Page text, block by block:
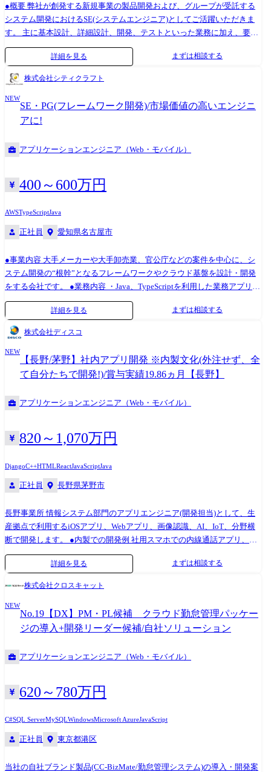
発環境:Visual Studio Code ツール:Google Workspace、Slack、JIRA、
GitHub、Bitrise、Figma AIの活用について Photosynthでは、エンジニア一
人ひとりの生産性と技術力向上を重視し、日々の仕事においてCaudeを
積極的に活用しています。また、全社員が利用できる「Gemini
Advanced」も導入しており、部署を越えたAI活用や知識共有が活発で
す。 エンジニア主導の勉強会や最新技術の情報交換も定期的に行われて
おり、新しい技術に触れながら成長できる環境です。 ●プロダクトにつ
いて 【akerun入退室管理システム】 https://akerun.com/ 世界で初めての
後付け型スマートロックとして、7つの特許を保有・出願するAkerun。
クラウドだから、継続的なアップグレードが可能にする強固なセキュリ
ポート体制や受付、勤怠管理など鍵の管理に留まらないオフィス向けソ
点/日本マーケティングリサーチ機構調べ)。解約率の低さは他社と比較し
た強みであり、オフィスやジム、小売店、大学、工場などさまざまな業
●概要 弊社が創発する新規事業の製品開発および、グループが受託する
システム開発におけるSE(システムエンジニア)としてご活躍いただきま
す。 主に基本設計、詳細設計、開発、テストといった業務に加え、要件
定義や開発リーダーとしてメンバー管理をすることも経験できます。
【主なミッション】 ・自社発プロダクト(スマートホテル/介護サービス
等)の設計・開発・テストを担当 ・製造メーカー向け生産システムや
CRM開発など、大規模受託案件の技術者として参画 ・ChatGPTをはじめ
とする生成AIの実装や、DXソリューションの技術選定を主導 ●具体的に
例として、スマートホテルサービスに係る製品開発(モバイルチェックイ
います。 ・グループが受託するシステム開発におけるPM(プロジェクト
導入、その他新規事業に関わるシステム開発などを担います。 ・お客様
から依頼を受けるシステム開発の適正な開発手法を使い分けて開発をし
マネージャー)の元、PJの管理を学んでいただきます。
詳細を見る まずは相談する
株式会社シティクラフト
NEW
SE・PG(フレームワーク開発)/市場価値の高いエンジニ
アに!
アプリケーションエンジニア（Web・モバイル）
400～600万円
AWSTypeScriptJava
正社員 愛知県名古屋市
●事業内容 大手メーカーや大手卸売業、官公庁などの案件を中心に、シ
ステム開発の“根幹”となるフレームワークやクラウド基盤を設計・開発
をする会社です。 ●業務内容 ・Java、TypeScriptを利用した業務アプリケ
ーションフレームワークの設計・開発 ・AWSを利用したクラウド開発基
盤の設計・構築 ・技術選定や、PoC、プロトタイプの作成 ●クライアン
トについて 国内トップクラスの企業と取引 変更の範囲:会社の定める業
務
詳細を見る まずは相談する
株式会社ディスコ
NEW
【長野/茅野】社内アプリ開発 ※内製文化(外注せず、全
て自分たちで開発!)/賞与実績19.86ヵ月【長野】
アプリケーションエンジニア（Web・モバイル）
820～1,070万円
DjangoC++HTMLReactJavaScriptJava
正社員 長野県茅野市
長野事業所 情報システム部門のアプリエンジニア(開発担当)として、生
産拠点で利用するiOSアプリ、Webアプリ、画像認識、AI、IoT、分野横
断で開発します。 ●内製での開発例 社用スマホでの内線通話アプリ、工
場での通信/モニタリング用のIoTシステム、AIによる自動文字起こし、
社内向けの中古品フリマアプリ、Web会議システム、社内チャットツー
ル …など様々 ※リリース後、ユーザー(従業員)から直接FBをもらい改善
きっかけとなることもあれば、自分で起案することもできます。 ・他部
署からの依頼の場合、チーム内で案件オークションを実施し担当者を決
めます。 ※社内通貨「Will」を活用 ●使用技術の例
Pi/Arduino/Transformer …など ※開発の際のプログラミング言語は担当者
レで開発しています。
詳細を見る まずは相談する
株式会社クロスキャット
NEW
No.19【DX】PM・PL候補 クラウド勤怠管理パッケー
ジの導入+開発リーダー候補/自社ソリューション
アプリケーションエンジニア（Web・モバイル）
620～780万円
C#SQL ServerMySQLWindowsMicrosoft AzureJavaScript
正社員 東京都港区
当社の自社ブランド製品(CC-BizMate/勤怠管理システム)の導入・開発案